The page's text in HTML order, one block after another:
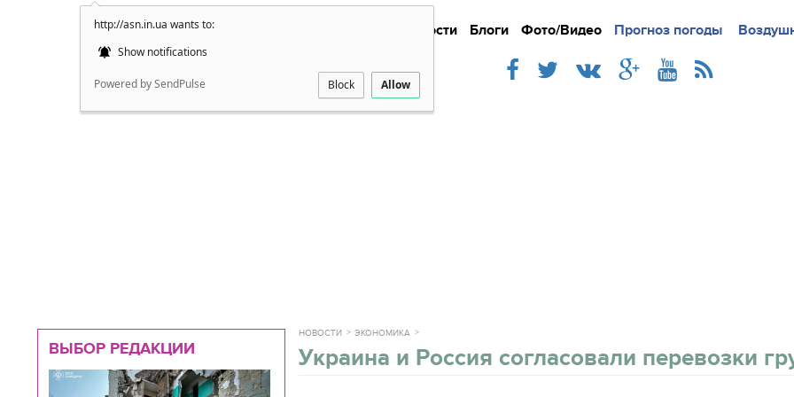
http://asn.in.ua wants to:
Show notifications
Powered by SendPulse Block Allow
Новости Блоги Фото/Видео Прогноз погоды
Подробно Новости
ВЫБОР РЕДАКЦИИ
НОВОСТИ ЭКОНОМИКА
Украина и Россия согласовали перевозки